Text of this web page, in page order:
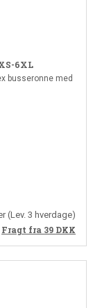
6XL
busseronne med
(Lev. 3 hverdage)
Fragt fra 39 DKK